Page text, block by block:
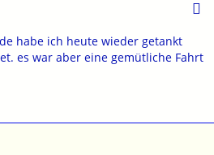
habe ich heute wieder getankt
es war aber eine gemütliche Fahrt